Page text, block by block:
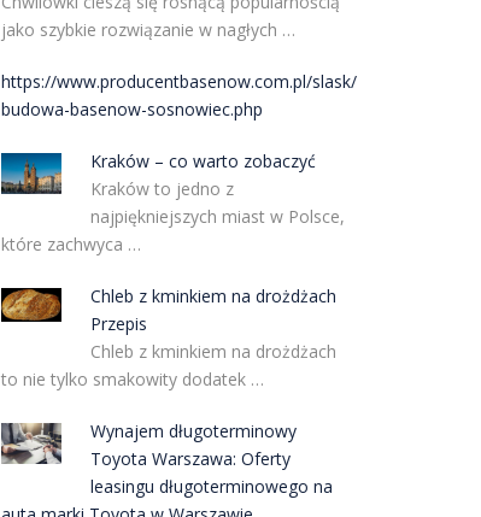
jako szybkie rozwiązanie w nagłych …
https://www.producentbasenow.com.pl/slask/
budowa-basenow-sosnowiec.php
Kraków – co warto zobaczyć
Kraków to jedno z
najpiękniejszych miast w Polsce,
które zachwyca …
Chleb z kminkiem na drożdżach
Przepis
Chleb z kminkiem na drożdżach
to nie tylko smakowity dodatek …
Wynajem długoterminowy
Toyota Warszawa: Oferty
leasingu długoterminowego na